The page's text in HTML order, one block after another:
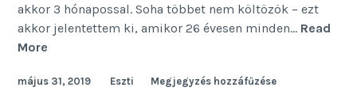
akkor 3 hónapossal. Soha többet nem költözök – ezt
akkor jelentettem ki, amikor 26 évesen minden… Read
More
költözz
május 31, 2019 Eszti Megjegyzés hozzáfűzése